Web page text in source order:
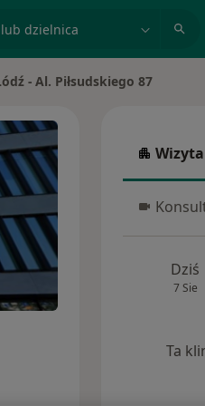
- Al. Piłsudskiego 87
Wizyta
Dziś
7 Sie
Ta